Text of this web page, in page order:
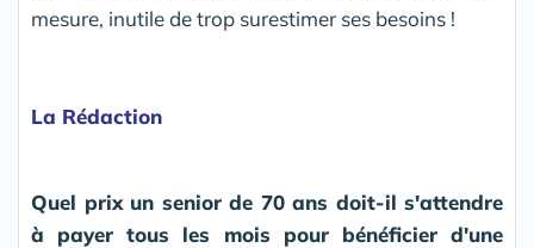
mesure, inutile de trop surestimer ses besoins !
La Rédaction
Quel prix un senior de 70 ans doit-il s'attendre
à payer tous les mois pour bénéficier d'une